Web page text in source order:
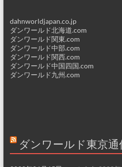
dahnworldjapan.co.jp
ダンワールド北海道.com
ダンワールド関東.com
ダンワールド中部.com
ダンワールド関西.com
ダンワールド中国四国.com
ダンワールド九州.com
ダンワールド東京通